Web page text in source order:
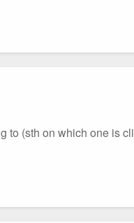
to (sth on which one is cli